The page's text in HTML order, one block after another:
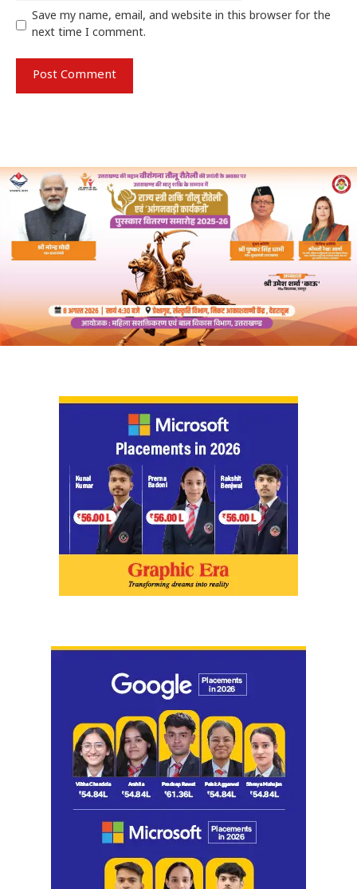
Save my name, email, and website in this browser for the
next time I comment.